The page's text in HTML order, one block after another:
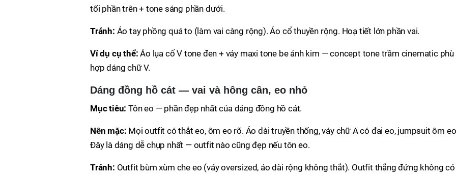
tối phần trên + tone sáng phần dưới.
Tránh: Áo tay phồng quá to (làm vai càng rộng). Áo cổ thuyền rộng. Hoạ tiết lớn phần vai.
Ví dụ cụ thể: Áo lụa cổ V tone đen + váy maxi tone be ánh kim — concept tone trầm cinematic phù
hợp dáng chữ V.
Dáng đồng hồ cát — vai và hông cân, eo nhỏ
Mục tiêu: Tôn eo — phần đẹp nhất của dáng đồng hồ cát.
Nên mặc: Mọi outfit có thắt eo, ôm eo rõ. Áo dài truyền thống, váy chữ A có đai eo, jumpsuit ôm
Đây là dáng dễ chụp nhất — outfit nào cũng đẹp nếu tôn eo.
Tránh: Outfit bùm xùm che eo (váy oversized, áo dài rộng không thắt). Outfit thẳng đứng không có